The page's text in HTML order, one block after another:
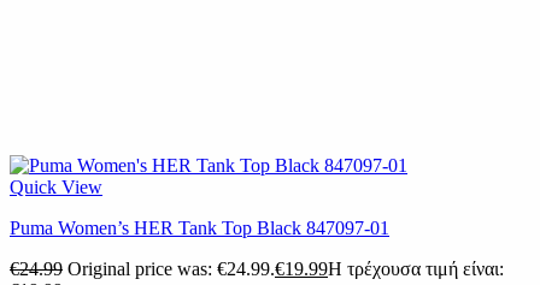
Quick View
Puma Women’s HER Tank Top Black 847097-01
€24.99 Original price was: €24.99.€19.99Η τρέχουσα τιμή είναι: